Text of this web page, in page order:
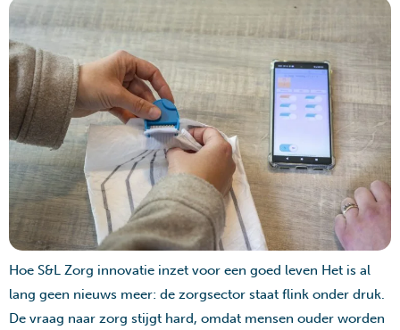
Hoe S&L Zorg innovatie inzet voor een goed leven Het is al
lang geen nieuws meer: de zorgsector staat flink onder druk.
De vraag naar zorg stijgt hard, omdat mensen ouder worden